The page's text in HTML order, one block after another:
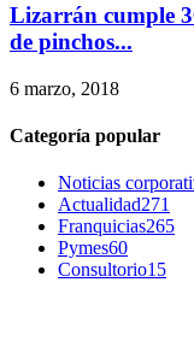
Lizarrán cumple
de pinchos...
6 marzo, 2018
Categoría popular
Noticias
Actualidad271
Franquicias265
Pymes60
Consultorio15